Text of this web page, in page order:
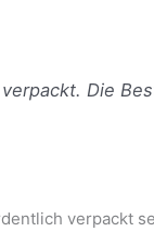
Die
verpackt